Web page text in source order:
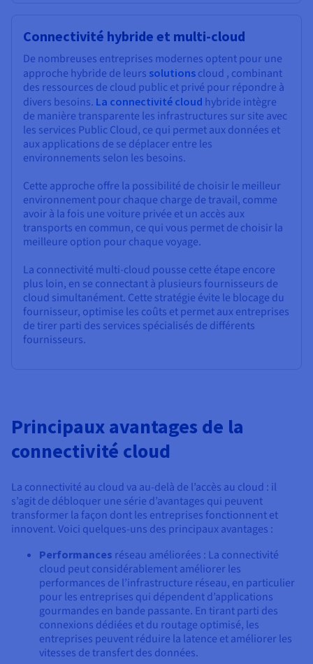
Connectivité hybride et multi-cloud
De nombreuses entreprises modernes optent pour une
approche hybride de leurs solutions cloud , combinant
des ressources de cloud public et privé pour répondre à
divers besoins. La connectivité cloud hybride intègre
de manière transparente les infrastructures sur site avec
les services Public Cloud, ce qui permet aux données et
aux applications de se déplacer entre les
environnements selon les besoins.
Cette approche offre la possibilité de choisir le meilleur
environnement pour chaque charge de travail, comme
avoir à la fois une voiture privée et un accès aux
transports en commun, ce qui vous permet de choisir la
meilleure option pour chaque voyage.
La connectivité multi-cloud pousse cette étape encore
plus loin, en se connectant à plusieurs fournisseurs de
cloud simultanément. Cette stratégie évite le blocage du
fournisseur, optimise les coûts et permet aux entreprises
de tirer parti des services spécialisés de différents
fournisseurs.
Principaux avantages de la
connectivité cloud
La connectivité au cloud va au-delà de l’accès au cloud : il
s’agit de débloquer une série d’avantages qui peuvent
transformer la façon dont les entreprises fonctionnent et
innovent. Voici quelques-uns des principaux avantages :
Performances réseau améliorées : La connectivité
cloud peut considérablement améliorer les
performances de l’infrastructure réseau, en particulier
pour les entreprises qui dépendent d’applications
gourmandes en bande passante. En tirant parti des
connexions dédiées et du routage optimisé, les
entreprises peuvent réduire la latence et améliorer les
vitesses de transfert des données.